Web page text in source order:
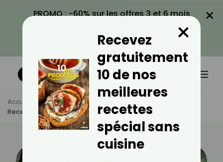
PROMO : -60% sur les offres 3 et 6 mois
VOIR LA PROMO
×
Accueil Actus
Recettes
Recette De Salade De Blettes Et Poires
Recevez
gratuitement
10 de nos
meilleures
recettes
spécial sans
cuisine
×